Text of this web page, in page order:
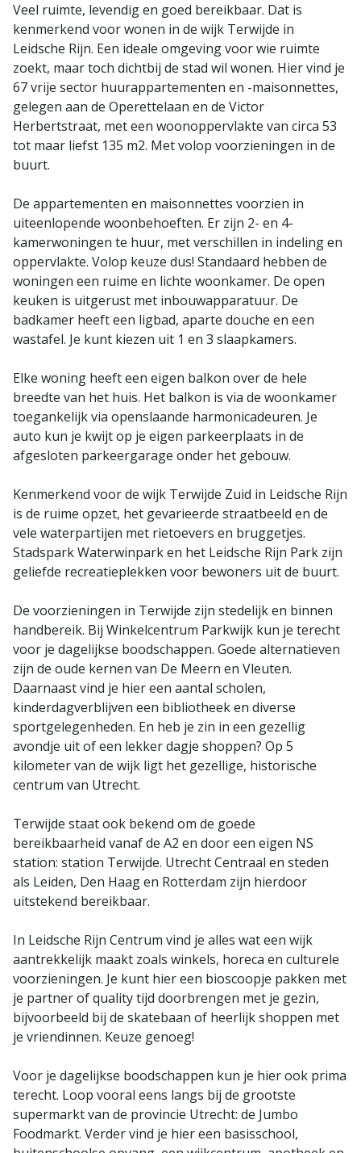
Veel ruimte, levendig en goed bereikbaar. Dat is
kenmerkend voor wonen in de wijk Terwijde in
Leidsche Rijn. Een ideale omgeving voor wie ruimte
zoekt, maar toch dichtbij de stad wil wonen. Hier vind je
67 vrije sector huurappartementen en -maisonnettes,
gelegen aan de Operettelaan en de Victor
Herbertstraat, met een woonoppervlakte van circa 53
tot maar liefst 135 m2. Met volop voorzieningen in de
buurt.
De appartementen en maisonnettes voorzien in
uiteenlopende woonbehoeften. Er zijn 2- en 4-
kamerwoningen te huur, met verschillen in indeling en
oppervlakte. Volop keuze dus! Standaard hebben de
woningen een ruime en lichte woonkamer. De open
keuken is uitgerust met inbouwapparatuur. De
badkamer heeft een ligbad, aparte douche en een
wastafel. Je kunt kiezen uit 1 en 3 slaapkamers.
Elke woning heeft een eigen balkon over de hele
breedte van het huis. Het balkon is via de woonkamer
toegankelijk via openslaande harmonicadeuren. Je
auto kun je kwijt op je eigen parkeerplaats in de
afgesloten parkeergarage onder het gebouw.
Kenmerkend voor de wijk Terwijde Zuid in Leidsche Rijn
is de ruime opzet, het gevarieerde straatbeeld en de
vele waterpartijen met rietoevers en bruggetjes.
Stadspark Waterwinpark en het Leidsche Rijn Park zijn
geliefde recreatieplekken voor bewoners uit de buurt.
De voorzieningen in Terwijde zijn stedelijk en binnen
handbereik. Bij Winkelcentrum Parkwijk kun je terecht
voor je dagelijkse boodschappen. Goede alternatieven
zijn de oude kernen van De Meern en Vleuten.
Daarnaast vind je hier een aantal scholen,
kinderdagverblijven een bibliotheek en diverse
sportgelegenheden. En heb je zin in een gezellig
avondje uit of een lekker dagje shoppen? Op 5
kilometer van de wijk ligt het gezellige, historische
centrum van Utrecht.
Terwijde staat ook bekend om de goede
bereikbaarheid vanaf de A2 en door een eigen NS
station: station Terwijde. Utrecht Centraal en steden
als Leiden, Den Haag en Rotterdam zijn hierdoor
uitstekend bereikbaar.
In Leidsche Rijn Centrum vind je alles wat een wijk
aantrekkelijk maakt zoals winkels, horeca en culturele
voorzieningen. Je kunt hier een bioscoopje pakken met
je partner of quality tijd doorbrengen met je gezin,
bijvoorbeeld bij de skatebaan of heerlijk shoppen met
je vriendinnen. Keuze genoeg!
Voor je dagelijkse boodschappen kun je hier ook prima
terecht. Loop vooral eens langs bij de grootste
supermarkt van de provincie Utrecht: de Jumbo
Foodmarkt. Verder vind je hier een basisschool,